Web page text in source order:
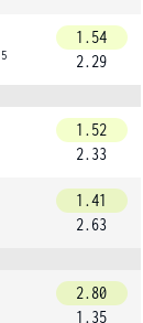
5
1.54
2.29
1.52
2.33
1.41
2.63
2.80
1.35